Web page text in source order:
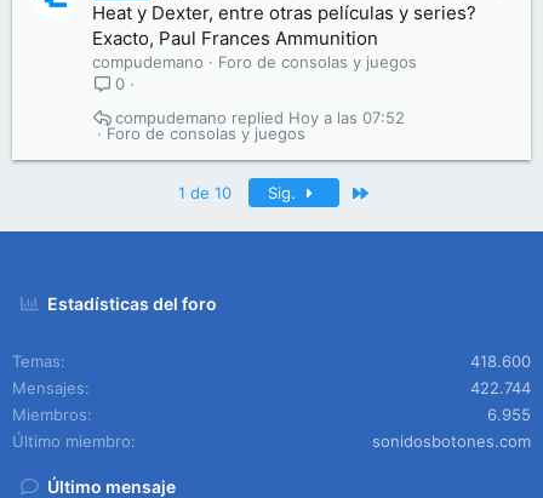
Heat y Dexter, entre otras películas y series?
Exacto, Paul Frances Ammunition
compudemano
Foro de consolas y juegos
0
Foro de consolas y juegos
Hoy a las 07:52
compudemano
1 de 10 Sig.
Estadísticas del foro
Temas
418.600
Mensajes
422.744
Miembros
6.955
Último miembro
sonidosbotones.com
Último mensaje